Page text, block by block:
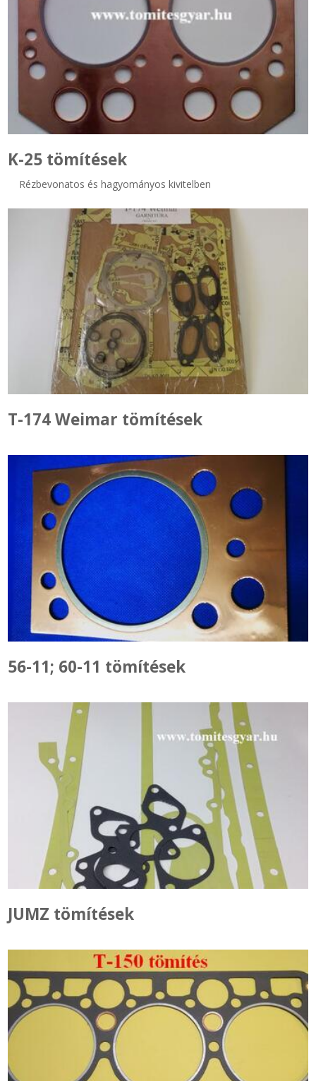
K-25 tömítések
Rézbevonatos és hagyományos kivitelben
T-174 Weimar tömítések
56-11; 60-11 tömítések
JUMZ tömítések